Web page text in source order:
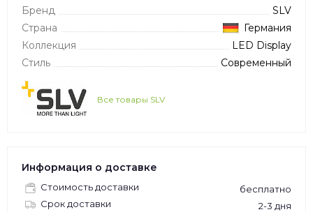
Бренд
SLV
Страна
Германия
Коллекция
LED Display
Стиль
Современный
Все товары SLV
Информация о доставке
Стоимость доставки
бесплатно
Срок доставки
2-3 дня